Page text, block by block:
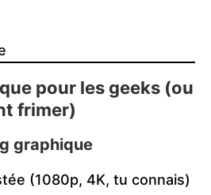
pour les geeks (ou
frimer)
graphique
(1080p, 4K, tu connais)